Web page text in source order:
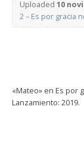
Uploaded10
2 – Es por gracia
«Mateo» en Es por
Lanzamiento: 2019.